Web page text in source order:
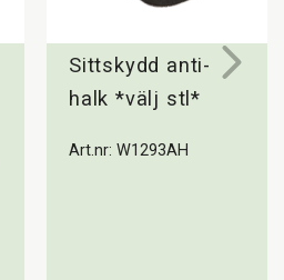
Sittskydd anti-
halk *välj stl*
Art.nr: W1293AH